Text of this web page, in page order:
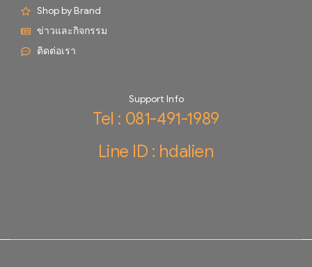
Shop by Brand
ข่าวและกิจกรรม
ติดต่อเรา
Support Info
Tel : 081-491-1989
Line ID : hdalien